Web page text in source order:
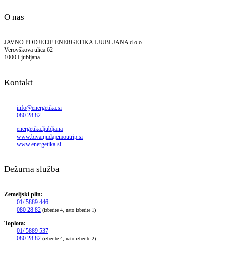
O nas
JAVNO PODJETJE ENERGETIKA LJUBLJANA d.o.o.
Verovškova ulica 62
1000 Ljubljana
Kontakt
info@energetika.si
080 28 82
energetika.ljubljana
www.bivanjudajemoutrip.si
www.energetika.si
Dežurna služba
Zemeljski plin:
01/ 5889 446
080 28 82 (izberite 4, nato izberite 1)
Toplota:
01/ 5889 537
080 28 82 (izberite 4, nato izberite 2)